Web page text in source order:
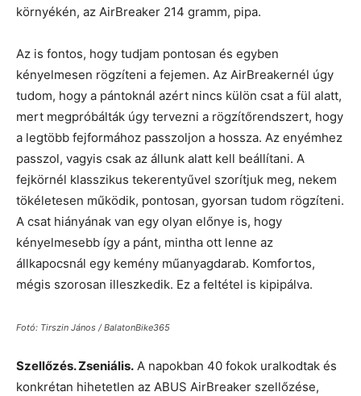
környékén, az AirBreaker 214 gramm, pipa.
Az is fontos, hogy tudjam pontosan és egyben
kényelmesen rögzíteni a fejemen. Az AirBreakernél úgy
tudom, hogy a pántoknál azért nincs külön csat a fül alatt,
mert megpróbálták úgy tervezni a rögzítőrendszert, hogy
a legtöbb fejformához passzoljon a hossza. Az enyémhez
passzol, vagyis csak az állunk alatt kell beállítani. A
fejkörnél klasszikus tekerentyűvel szorítjuk meg, nekem
tökéletesen működik, pontosan, gyorsan tudom rögzíteni.
A csat hiányának van egy olyan előnye is, hogy
kényelmesebb így a pánt, mintha ott lenne az
állkapocsnál egy kemény műanyagdarab. Komfortos,
mégis szorosan illeszkedik. Ez a feltétel is kipipálva.
Fotó: Tirszin János / BalatonBike365
Szellőzés. Zseniális. A napokban 40 fokok uralkodtak és
konkrétan hihetetlen az ABUS AirBreaker szellőzése,